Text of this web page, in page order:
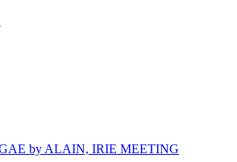
by ALAIN, IRIE MEETING